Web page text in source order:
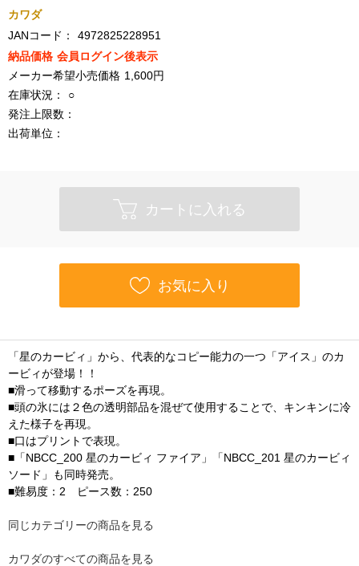
カワダ
JANコード：
4972825228951
納品価格 会員ログイン後表示
メーカー希望小売価格 1,600円
在庫状況：
○
発注上限数：
出荷単位：
カートに入れる
お気に入り
「星のカービィ」から、代表的なコピー能力の一つ「アイス」のカ
ービィが登場！！
■滑って移動するポーズを再現。
■頭の氷には２色の透明部品を混ぜて使用することで、キンキンに冷
えた様子を再現。
■口はプリントで表現。
■「NBCC_200 星のカービィ ファイア」「NBCC_201 星のカービィ
ソード」も同時発売。
■難易度：2 ピース数：250
同じカテゴリーの商品を見る
カワダのすべての商品を見る